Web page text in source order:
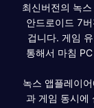
최신버전의 녹
안드로이드 7
겁니다. 게임
통해서 마침
녹스 앱플레이
과 게임 동시에